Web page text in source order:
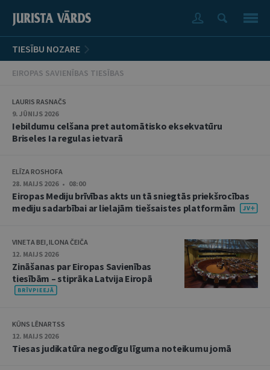
TIESĪBU NOZARE
EIROPAS SAVIENĪBAS TIESĪBAS
LAURIS RASNAČS
9. JŪNIJS 2026
Iebildumu celšana pret automātisko eksekvatūru
Briseles Ia regulas ietvarā
ELĪZA ROSHOFA
28. MAIJS 2026 • 08:00
Eiropas Mediju brīvības akts un tā sniegtās priekšrocības
mediju sadarbībai ar lielajām tiešsaistes platformām
VINETA BEI, ILONA ČEIČA
12. MAIJS 2026
Zināšanas par Eiropas Savienības
tiesībām – stiprāka Latvija Eiropā
KŪNS LĒNARTSS
12. MAIJS 2026
Tiesas judikatūra negodīgu līguma noteikumu jomā